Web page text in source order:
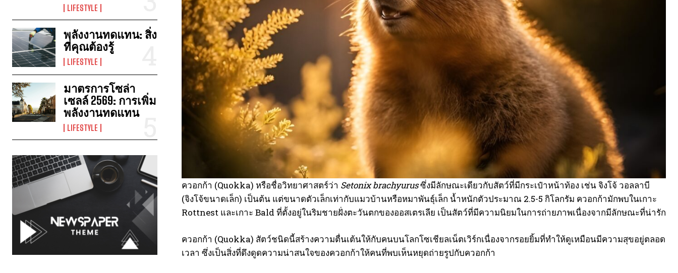
LIFESTYLE
พลังงานทดแทน: สิ่ง
ที่คุณต้องรู้
LIFESTYLE
มาตรการโซล่า
เซลล์ 2569: การเพิ่ม
พลังงานทดแทน
LIFESTYLE
ควอกก้า (Quokka) หรือชื่อวิทยาศาสตร์ว่า Setonix brachyurusซึ่งมีลักษณะเดียวกับสัตว์ที่มีกระเป๋าหน้าท้อง เช่น จิงโจ้ วอลลาบี
(จิงโจ้ขนาดเล็ก) เป็นต้น แต่ขนาดตัวเล็กเท่ากับแมวบ้านหรือหมาพันธุ์เล็ก น้ำหนักตัวประมาณ 2.5-5 กิโลกรัม ควอกก้ามักพบในเกาะ
Rottnest และเกาะ Bald ที่ตั้งอยู่ในริมชายฝั่งตะวันตกของออสเตรเลีย เป็นสัตว์ที่มีความนิยมในการถ่ายภาพเนื่องจากมีลักษณะที่น่ารัก
ควอกก้า (Quokka) สัตว์ชนิดนี้สร้างความตื่นเต้นให้กับคนบนโลกโซเชียลเน็ตเวิร์กเนื่องจากรอยยิ้มที่ทำให้ดูเหมือนมีความสุขอยู่ตลอด
เวลา ซึ่งเป็นสิ่งที่ดึงดูดความน่าสนใจของควอกก้าให้คนที่พบเห็นหยุดถ่ายรูปกับควอกก้า